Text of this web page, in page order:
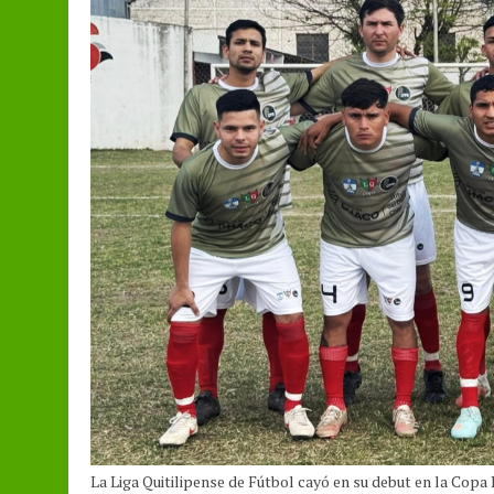
La Liga Quitilipense de Fútbol cayó en su debut en la Copa